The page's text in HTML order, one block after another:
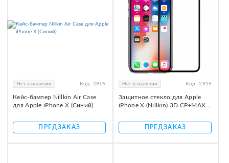
Нет в наличии Код: 2909
Кейс-бампер Nillkin Air Case
для Apple iPhone X (Синий)
ПРЕДЗАКАЗ
Нет в наличии Код: 2919
Защитное стекло для Apple
iPhone X (Nillkin) 3D CP+MAX...
ПРЕДЗАКАЗ